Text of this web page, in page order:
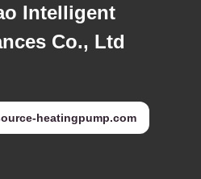
Intelligent
Co., Ltd
heatingpump.com